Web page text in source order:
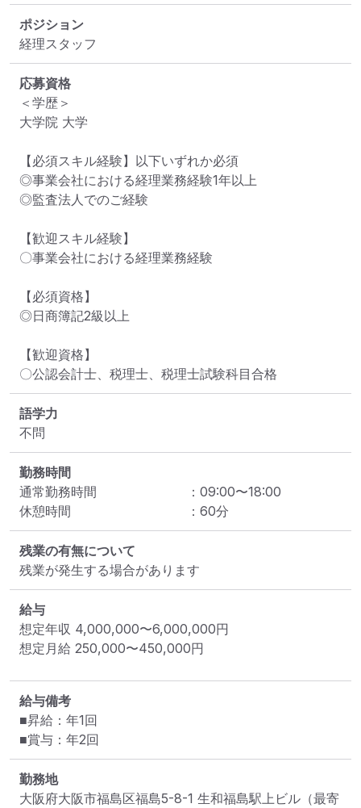
ポジション
経理スタッフ
応募資格
＜学歴＞
大学院 大学
【必須スキル経験】以下いずれか必須
◎事業会社における経理業務経験1年以上
◎監査法人でのご経験
【歓迎スキル経験】
〇事業会社における経理業務経験
【必須資格】
◎日商簿記2級以上
【歓迎資格】
〇公認会計士、税理士、税理士試験科目合格
語学力
不問
勤務時間
通常勤務時間
： 09:00〜18:00
休憩時間
： 60分
残業の有無について
残業が発生する場合があります
給与
想定年収 4,000,000〜6,000,000円
想定月給 250,000〜450,000円
給与備考
■昇給：年1回
■賞与：年2回
勤務地
大阪府大阪市福島区福島5-8-1 生和福島駅上ビル （最寄